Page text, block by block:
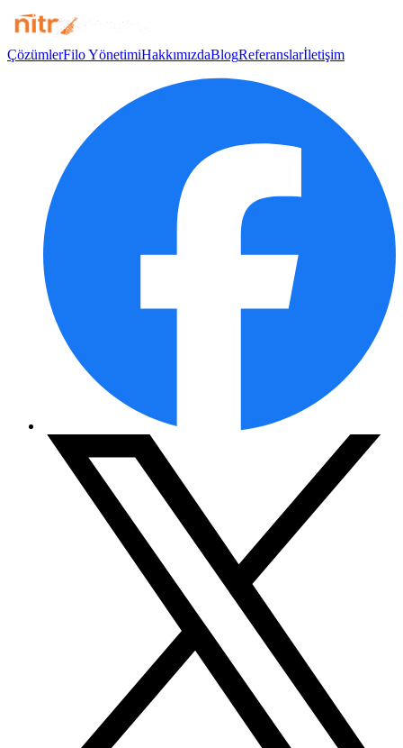
ÇözümlerFilo YönetimiHakkımızdaBlogReferanslarİletişim